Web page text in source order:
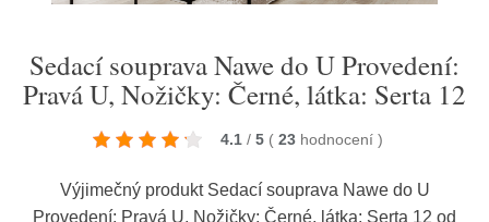
Sedací souprava Nawe do U Provedení:
Pravá U, Nožičky: Černé, látka: Serta 12
4.1 / 5 ( 23 hodnocení )
Výjimečný produkt Sedací souprava Nawe do U
Provedení: Pravá U, Nožičky: Černé, látka: Serta 12 od